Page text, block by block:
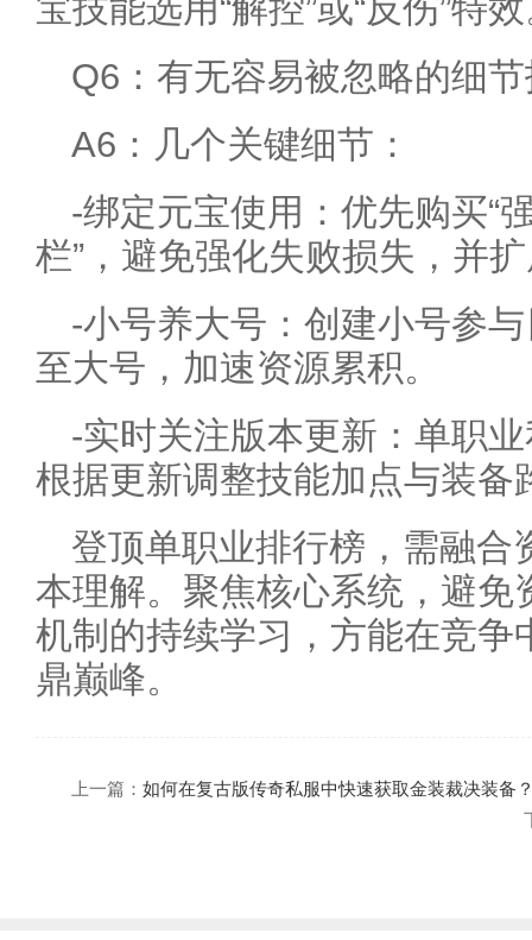
宝技能选用“解控”或“反伤”特
Q6：有无容易被忽略的细
A6：几个关键细节：
-绑定元宝使用：优先购买“
栏”，避免强化失败损失，并
-小号养大号：创建小号参
至大号，加速资源累积。
-实时关注版本更新：单职
根据更新调整技能加点与装备
登顶单职业排行榜，需融合
本理解。聚焦核心系统，避免
机制的持续学习，方能在竞争
鼎巅峰。
上一篇： 如何在复古版传奇私服中快速获取金装裁决装备